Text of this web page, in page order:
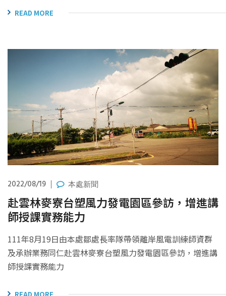
READ MORE
2022/08/19 本處新聞
赴雲林麥寮台塑風力發電園區參訪，增進講
師授課實務能力
111年8月19日由本處鄒處長率隊帶領離岸風電訓練師資群
及承辦業務同仁赴雲林麥寮台塑風力發電園區參訪，增進講
師授課實務能力